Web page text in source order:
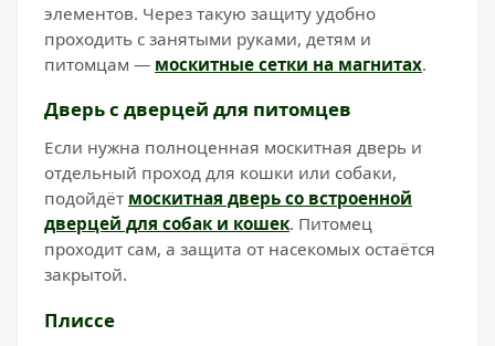
элементов. Через такую защиту удобно
проходить с занятыми руками, детям и
питомцам — москитные сетки на магнитах.
Дверь с дверцей для питомцев
Если нужна полноценная москитная дверь и
отдельный проход для кошки или собаки,
подойдёт москитная дверь со встроенной
дверцей для собак и кошек. Питомец
проходит сам, а защита от насекомых остаётся
закрытой.
Плиссе